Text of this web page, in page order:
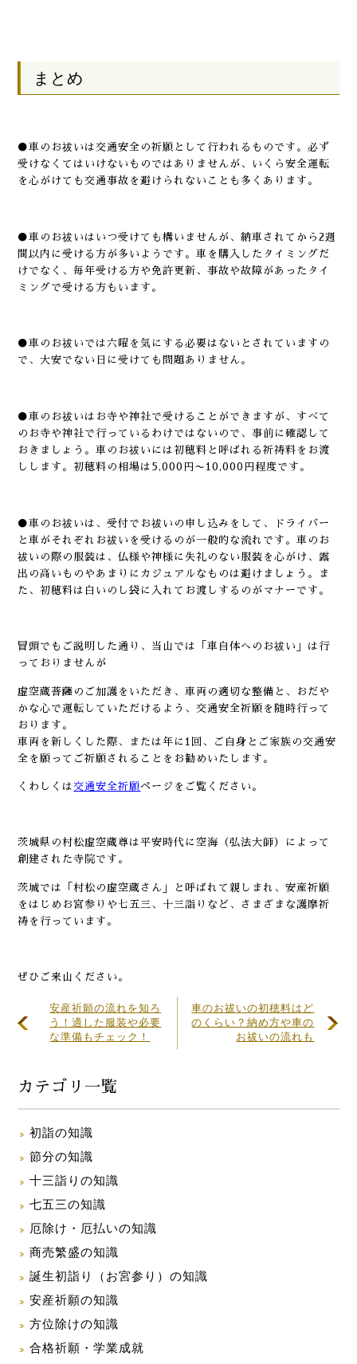
まとめ
●車のお祓いは交通安全の祈願として行われるものです。必ず
受けなくてはいけないものではありませんが、いくら安全運転
を心がけても交通事故を避けられないことも多くあります。
●車のお祓いはいつ受けても構いませんが、納車されてから2週
間以内に受ける方が多いようです。車を購入したタイミングだ
けでなく、毎年受ける方や免許更新、事故や故障があったタイ
ミングで受ける方もいます。
●車のお祓いでは六曜を気にする必要はないとされていますの
で、大安でない日に受けても問題ありません。
●車のお祓いはお寺や神社で受けることができますが、すべて
のお寺や神社で行っているわけではないので、事前に確認して
おきましょう。車のお祓いには初穂料と呼ばれる祈祷料をお渡
しします。初穂料の相場は5,000円〜10,000円程度です。
●車のお祓いは、受付でお祓いの申し込みをして、ドライバー
と車がそれぞれお祓いを受けるのが一般的な流れです。車のお
祓いの際の服装は、仏様や神様に失礼のない服装を心がけ、露
出の高いものやあまりにカジュアルなものは避けましょう。ま
た、初穂料は白いのし袋に入れてお渡しするのがマナーです。
冒頭でもご説明した通り、当山では「車自体へのお祓い」は行
っておりませんが
虚空蔵菩薩のご加護をいただき、車両の適切な整備と、おだや
かな心で運転していただけるよう、交通安全祈願を随時行って
おります。
車両を新しくした際、または年に1回、ご自身とご家族の交通安
全を願ってご祈願されることをお勧めいたします。
くわしくは交通安全祈願ページをご覧ください。
茨城県の村松虚空蔵尊は平安時代に空海（弘法大師）によって
創建された寺院です。
茨城では「村松の虚空蔵さん」と呼ばれて親しまれ、安産祈願
をはじめお宮参りや七五三、十三詣りなど、さまざまな護摩祈
祷を行っています。
ぜひご来山ください。
安産祈願の流れを知ろ
う！適した服装や必要
な準備もチェック！
車のお祓いの初穂料はど
のくらい？納め方や車の
お祓いの流れも
カテゴリ一覧
初詣の知識
節分の知識
十三詣りの知識
七五三の知識
厄除け・厄払いの知識
商売繁盛の知識
誕生初詣り（お宮参り）の知識
安産祈願の知識
方位除けの知識
合格祈願・学業成就